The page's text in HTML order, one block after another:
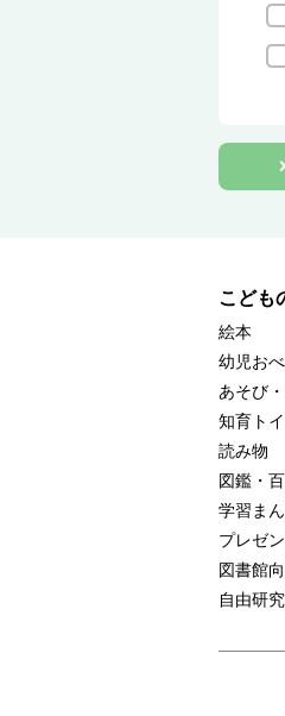
こども
絵本
幼児お
あそび
知育ト
読み物
図鑑・
学習ま
プレゼ
図書館
自由研究